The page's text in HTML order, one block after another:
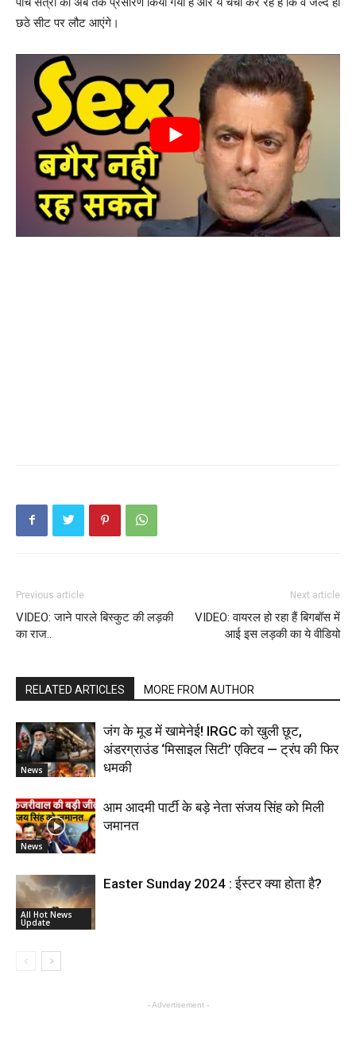
छठे सीट पर लौट आएंगे।
Previous article
VIDEO: जाने पारले बिस्कुट की लड़की
का राज..
Next article
VIDEO: वायरल हो रहा हैं बिगबॉस में
आई इस लड़की का ये वीडियो
RELATED ARTICLES MORE FROM AUTHOR
News
जंग के मूड में खामेनेई! IRGC को खुली छूट,
अंडरग्राउंड ‘मिसाइल सिटी’ एक्टिव — ट्रंप की फिर
धमकी
News
आम आदमी पार्टी के बड़े नेता संजय सिंह को मिली
जमानत
All Hot News
Update
Easter Sunday 2024 : ईस्टर क्या होता है?
- Advertisement -